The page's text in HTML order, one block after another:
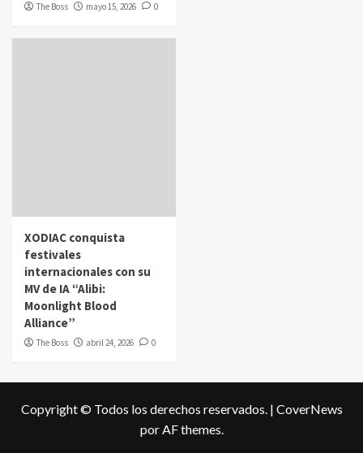
The Boss mayo 15, 2026 0
XODIAC conquista
festivales
internacionales con su
MV de IA “Alibi:
Moonlight Blood
Alliance”
The Boss abril 24, 2026 0
Copyright © Todos los derechos reservados. | CoverNews
por AF themes.